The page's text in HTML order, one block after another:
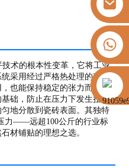
id855439469
术的根本性变革，它将工业
采用经过严格热处理的硅锰
也能保持稳定的张力而不疲
础，防止在压力下发生扭
地分散到瓷砖表面。其独特
力——远超100公斤的行业标
材铺贴的理想之选。